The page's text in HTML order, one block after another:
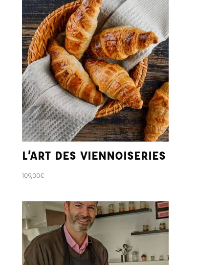
L’ART DES VIENNOISERIES
109,00€